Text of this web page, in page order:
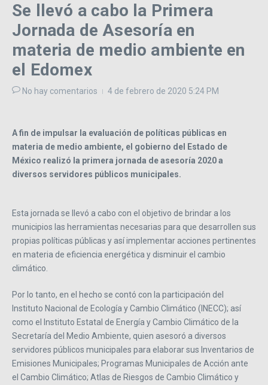
Se llevó a cabo la Primera
Jornada de Asesoría en
materia de medio ambiente en
el Edomex
No hay comentarios 4 de febrero de 2020 5:24 PM
A fin de impulsar la evaluación de políticas públicas en
materia de medio ambiente, el gobierno del Estado de
México realizó la primera jornada de asesoría 2020 a
diversos servidores públicos municipales.
Esta jornada se llevó a cabo con el objetivo de brindar a los
municipios las herramientas necesarias para que desarrollen sus
propias políticas públicas y así implementar acciones pertinentes
en materia de eficiencia energética y disminuir el cambio
climático.
Por lo tanto, en el hecho se contó con la participación del
Instituto Nacional de Ecología y Cambio Climático (INECC); así
como el Instituto Estatal de Energía y Cambio Climático de la
Secretaría del Medio Ambiente, quien asesoró a diversos
servidores públicos municipales para elaborar sus Inventarios de
Emisiones Municipales; Programas Municipales de Acción ante
el Cambio Climático; Atlas de Riesgos de Cambio Climático y